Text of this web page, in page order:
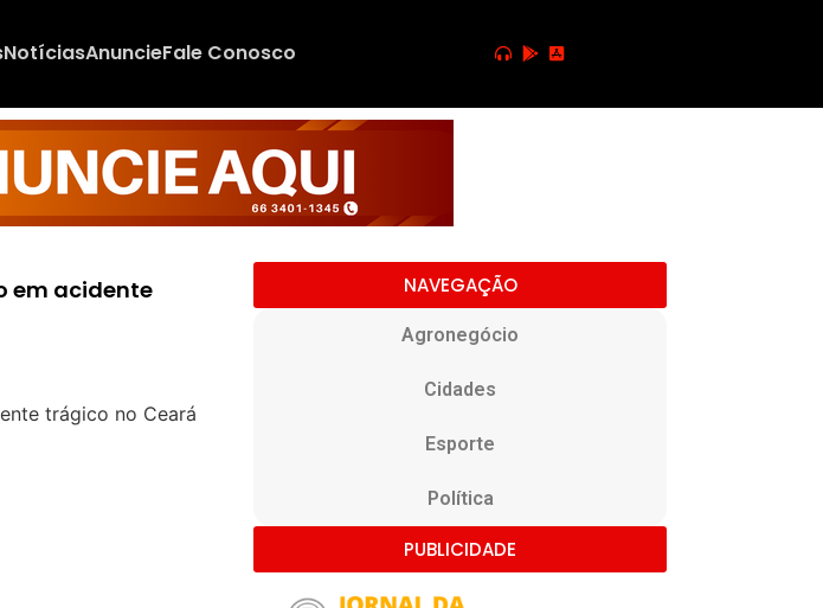
NotíciasAnuncieFale Conosco
em acidente NAVEGAÇÃO
Agronegócio
Cidades
Esporte
Política
PUBLICIDADE